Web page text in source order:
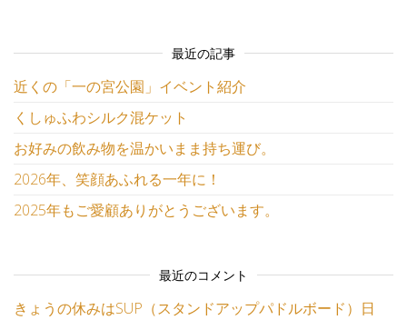
最近の記事
近くの「一の宮公園」イベント紹介
くしゅふわシルク混ケット
お好みの飲み物を温かいまま持ち運び。
2026年、笑顔あふれる一年に！
2025年もご愛顧ありがとうございます。
最近のコメント
きょうの休みはSUP（スタンドアップパドルボード）日